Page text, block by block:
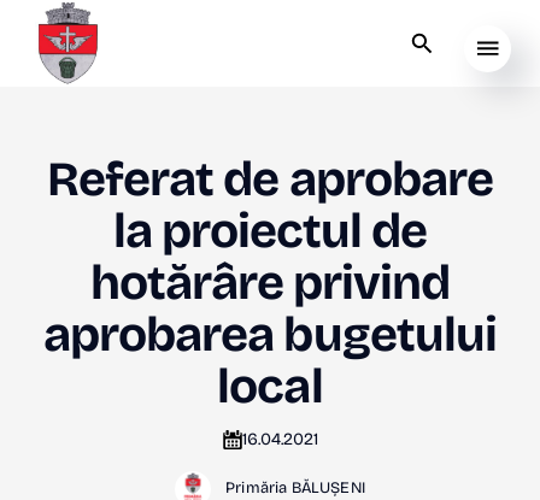
Referat de aprobare
la proiectul de
hotărâre privind
aprobarea bugetului
local
16.04.2021
Primăria BĂLUȘENI